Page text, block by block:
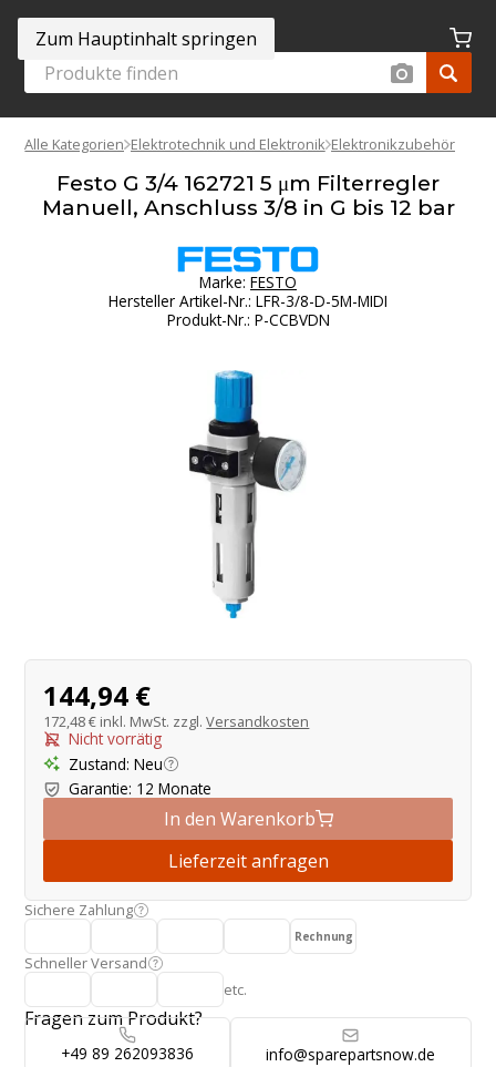
Zum Hauptinhalt springen
Alle Kategorien Elektrotechnik und Elektronik Elektronikzubehör
Festo G 3/4 162721 5 μm Filterregler
Manuell, Anschluss 3/8 in G bis 12 bar
Marke: FESTO
Hersteller Artikel-Nr.: LFR-3/8-D-5M-MIDI
Produkt-Nr.: P-CCBVDN
Produktangebot
144,94 €
172,48 € inkl. MwSt. zzgl.Versandkosten
Nicht vorrätig
Zustand: Neu
Garantie: 12 Monate
In den Warenkorb
Lieferzeit anfragen
Sichere Zahlung
Rechnung
Schneller Versand
etc.
Fragen zum Produkt?
+49 89 262093836 info@sparepartsnow.de